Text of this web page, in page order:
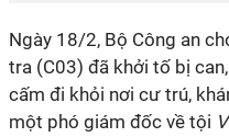
Ngày 18/2, Bộ Công an
tra (C03) đã khởi tố bị
cấm đi khỏi nơi cư trú,
một phó giám đốc về tội